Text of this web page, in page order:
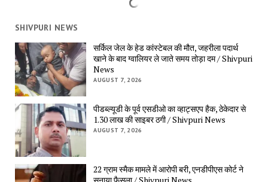
SHIVPURI NEWS
सर्किल जेल के हेड कांस्टेबल की मौत, जहरीला पदार्थ
खाने के बाद ग्वालियर ले जाते समय तोड़ा दम / Shivpuri
News
AUGUST 7, 2026
पीडब्ल्यूडी के पूर्व एसडीओ का व्हाट्सएप हैक, ठेकेदार से
1.30 लाख की साइबर ठगी / Shivpuri News
AUGUST 7, 2026
22 ग्राम स्मैक मामले में आरोपी बरी, एनडीपीएस कोर्ट ने